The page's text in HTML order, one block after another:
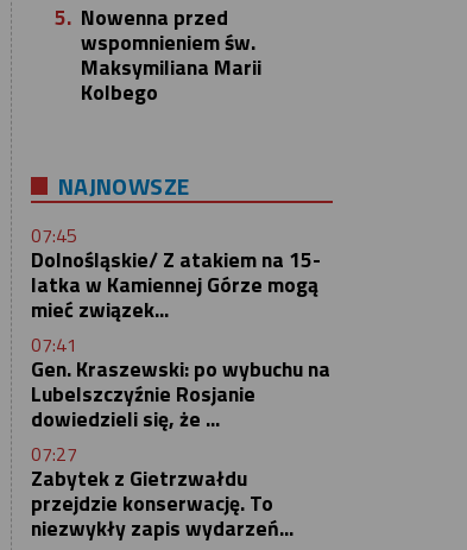
5. Nowenna przed
wspomnieniem św.
Maksymiliana Marii
Kolbego
NAJNOWSZE
07:45
Dolnośląskie/ Z atakiem na 15-
latka w Kamiennej Górze mogą
mieć związek...
07:41
Gen. Kraszewski: po wybuchu na
Lubelszczyźnie Rosjanie
dowiedzieli się, że ...
07:27
Zabytek z Gietrzwałdu
przejdzie konserwację. To
niezwykły zapis wydarzeń...